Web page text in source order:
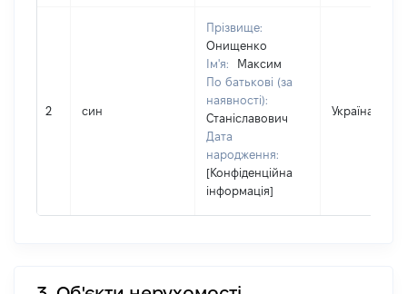
2 син
Прізвище:
Онищенко
Ім'я:
Максим
По батькові (за
наявності):
Станіславович
Дата
народження:
[Конфіденційна
інформація]
Україна